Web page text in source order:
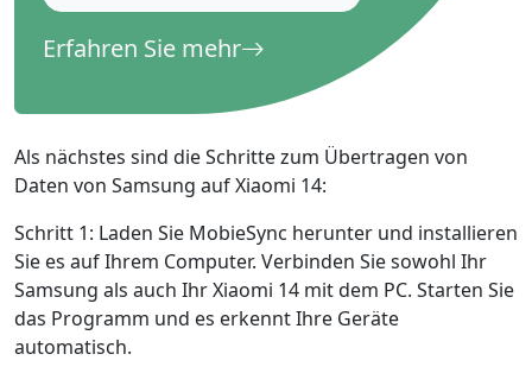
Erfahren Sie mehr
Als nächstes sind die Schritte zum Übertragen von
Daten von Samsung auf Xiaomi 14:
Schritt 1: Laden Sie MobieSync herunter und installieren
Sie es auf Ihrem Computer. Verbinden Sie sowohl Ihr
Samsung als auch Ihr Xiaomi 14 mit dem PC. Starten Sie
das Programm und es erkennt Ihre Geräte
automatisch.